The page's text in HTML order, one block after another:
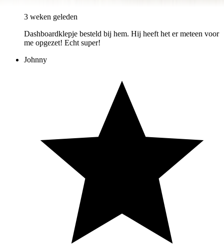
3 weken geleden
Dashboardklepje besteld bij hem. Hij heeft het er meteen voor
me opgezet! Echt super!
Johnny